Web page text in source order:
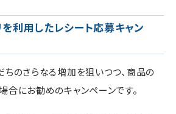
利用したレシート応募キャン
のさらなる増加を狙いつつ、商品の
にお勧めのキャンペーンです。